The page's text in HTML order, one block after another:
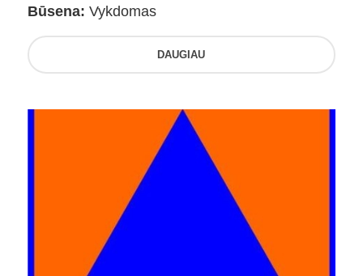
Būsena: Vykdomas
DAUGIAU